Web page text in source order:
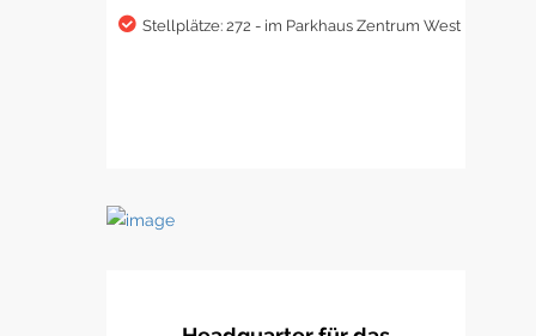
Stellplätze: 272 - im Parkhaus Zentrum West